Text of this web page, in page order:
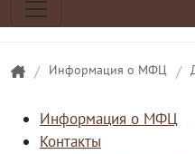
/ Информация о МФЦ /
Информация о МФЦ
Контакты